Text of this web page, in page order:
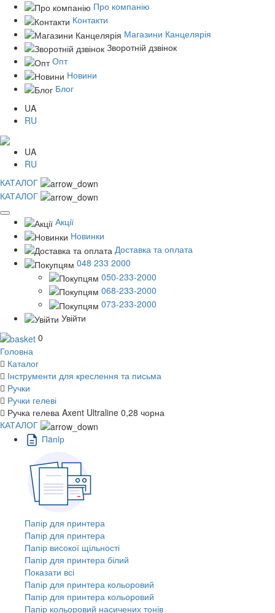
Про компанію
Контакти
Магазини Канцелярія
Зворотній дзвінок
Опт
Новини
Блог
UA
RU
UA
RU
КАТАЛОГ
КАТАЛОГ
Акції
Новинки
Доставка та оплата
048 233 2000
050-233-2000
068-233-2000
073-233-2000
Увійти
0
Головна
Каталог
Інструменти для креслення та письма
Ручки
Ручки гелеві
Ручка гелева Axent Ultraline 0,28 чорна
КАТАЛОГ
Пaпiр
Папір для принтера
Папір для принтера
Папір високої щільності
Папір для принтера білий
Показати всі
Папір для принтера кольоровий
Папір для принтера кольоровий
Папір кольоровий насичених тонів